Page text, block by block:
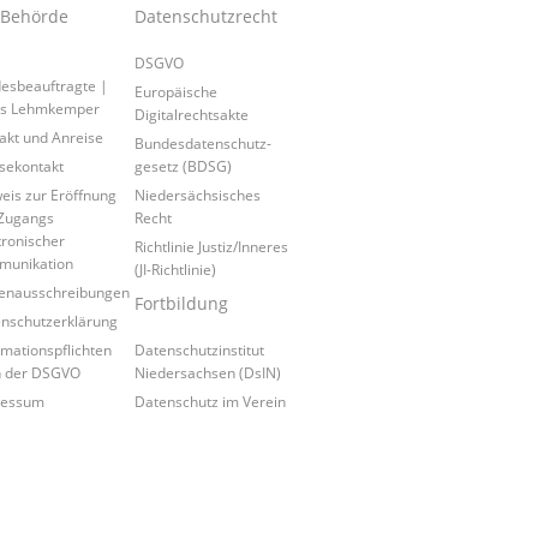
|
Lehmkemper
und Anreise
zur Eröffnung
der DSGVO
Datenschutzrecht
DSGVO
Europäische
Digitalrechtsakte
Bundesdatenschutz-
gesetz (BDSG)
Niedersächsisches
Recht
Richtlinie Justiz/Inneres
(JI-Richtlinie)
Fortbildung
Datenschutzinstitut
Niedersachsen (DsIN)
Datenschutz im Verein